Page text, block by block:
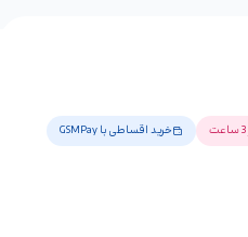
خرید اقساطی با GSMPay